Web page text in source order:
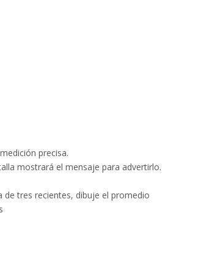
precisa.
mostrará el mensaje para advertirlo.
tres recientes, dibuje el promedio